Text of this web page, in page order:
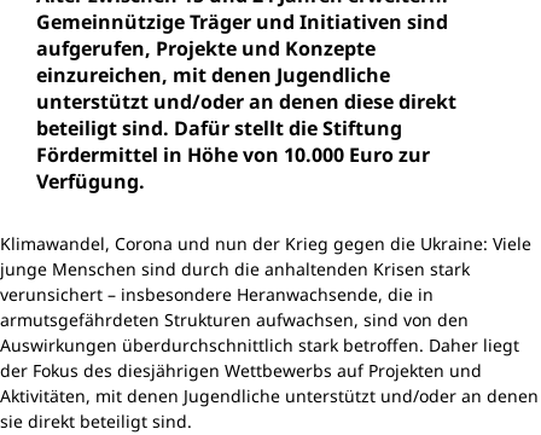
Gemeinnützige Träger und Initiativen sind
aufgerufen, Projekte und Konzepte
einzureichen, mit denen Jugendliche
unterstützt und/oder an denen diese direkt
beteiligt sind. Dafür stellt die Stiftung
Fördermittel in Höhe von 10.000 Euro zur
Verfügung.
Klimawandel, Corona und nun der Krieg gegen die Ukraine: Viele
junge Menschen sind durch die anhaltenden Krisen stark
verunsichert – insbesondere Heranwachsende, die in
armutsgefährdeten Strukturen aufwachsen, sind von den
Auswirkungen überdurchschnittlich stark betroffen. Daher liegt
der Fokus des diesjährigen Wettbewerbs auf Projekten und
Aktivitäten, mit denen Jugendliche unterstützt und/oder an denen
sie direkt beteiligt sind.